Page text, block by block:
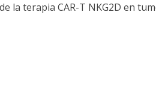
la terapia CAR-T NKG2D en